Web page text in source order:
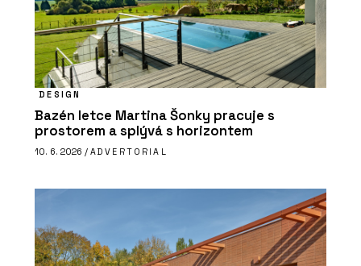
DESIGN
Bazén letce Martina Šonky pracuje s
prostorem a splývá s horizontem
10. 6. 2026 / ADVERTORIAL